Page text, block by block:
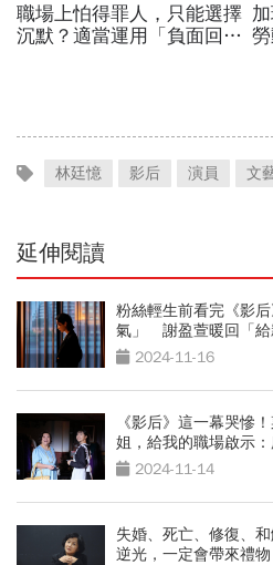
職場上怕得罪人，只能選擇
沉默？適當運用「負面回
林廷憶 影后 演員 文
延伸閱讀
粉絲輕生前看完《影
氣」 謝盈萱暖回「給
2024-11-16
《影后》這一幕哭慘
姐，給我的職場啟示
2024-11-14
失婚、死亡、修復、
逆光，一定會帶來禮物